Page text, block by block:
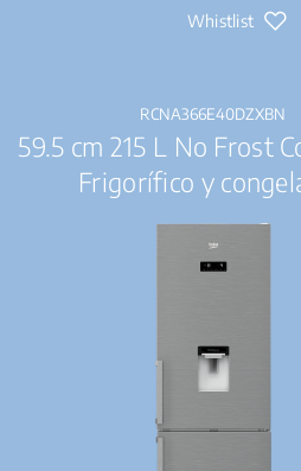
Whistlist
RCNA366E40DZXBN
59.5 cm 215 L No Frost
Frigorífico y